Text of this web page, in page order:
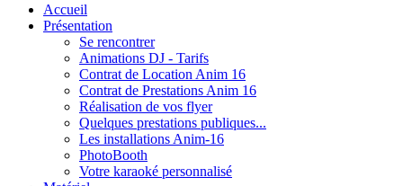
Accueil
Présentation
Se rencontrer
Animations DJ - Tarifs
Contrat de Location Anim 16
Contrat de Prestations Anim 16
Réalisation de vos flyer
Quelques prestations publiques...
Les installations Anim-16
PhotoBooth
Votre karaoké personnalisé